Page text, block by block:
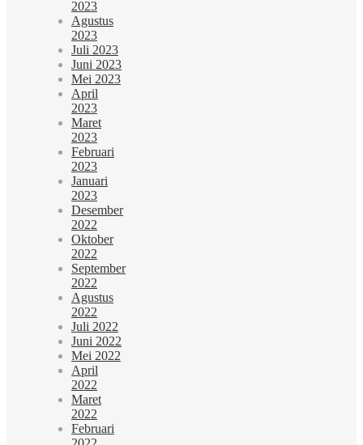
2023
Agustus
2023
Juli 2023
Juni 2023
Mei 2023
April
2023
Maret
2023
Februari
2023
Januari
2023
Desember
2022
Oktober
2022
September
2022
Agustus
2022
Juli 2022
Juni 2022
Mei 2022
April
2022
Maret
2022
Februari